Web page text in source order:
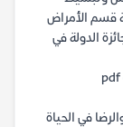
قسم الأمراض
الدولة في
في الحياة